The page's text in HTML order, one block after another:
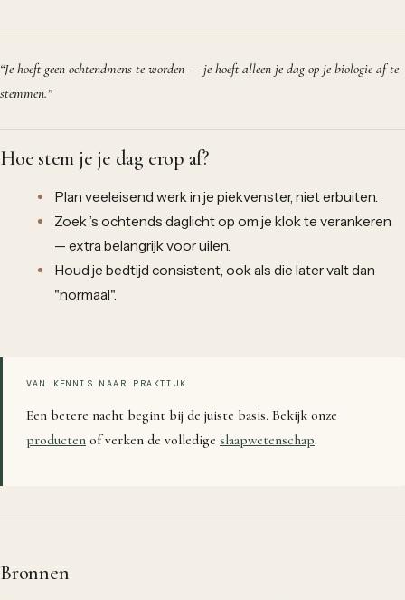
“Je hoeft geen ochtendmens te worden — je hoeft alleen je dag op je biologie af te
stemmen.”
Hoe stem je je dag erop af?
Plan veeleisend werk in je piekvenster, niet erbuiten.
Zoek ’s ochtends daglicht op om je klok te verankeren
— extra belangrijk voor uilen.
Houd je bedtijd consistent, ook als die later valt dan
"normaal".
VAN KENNIS NAAR PRAKTIJK
Een betere nacht begint bij de juiste basis. Bekijk onze
producten of verken de volledige slaapwetenschap.
Bronnen